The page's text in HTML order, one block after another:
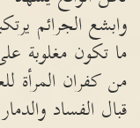
وابشع الجرائم
ما تكون مغلوبة
من كفران
قبال الفساد